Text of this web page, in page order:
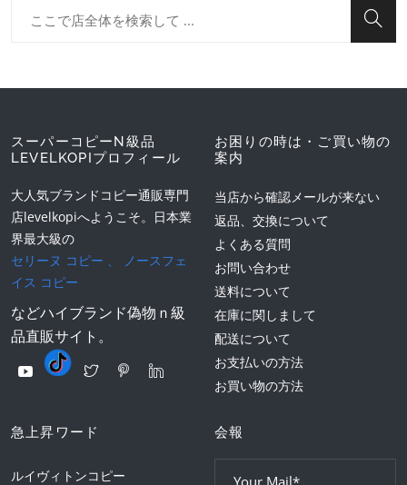
スーパーコピーN級品
LEVELKOPIプロフィール
大人気ブランドコピー通販専門
店levelkopiへようこそ。日本業
界最大級の
セリーヌ コピー
ノースフェ
イス コピー
などハイブランド偽物ｎ級
品直販サイト。
お困りの時は・ご買い物の
案内
当店から確認メールが来ない
返品、交換について
よくある質問
お問い合わせ
送料について
在庫に関しまして
配送について
お支払いの方法
お買い物の方法
急上昇ワード
ルイヴィトンコピー
会報